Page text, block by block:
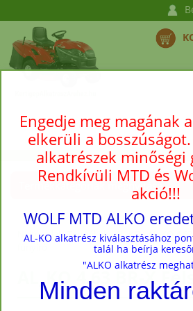
Termékkategóriák megnyitása →
Nyitóoldal›Termékek›AL-KO›AL-KO
AL_KO 4.63 BR-X
Engedje meg magának
elkerüli a
alkatrészek minőségi
Rendkívüli MTD és
akció!!!
WOLF MTD ALKO
AL-KO alkatrész kiválasztásához
talál ha beírja
"ALKO alkatrész
Minden